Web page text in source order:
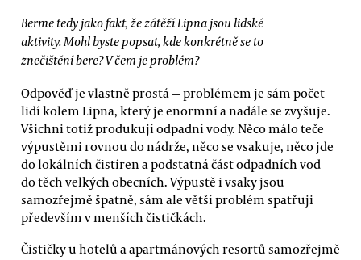
Berme tedy jako fakt, že zátěží Lipna jsou lidské
aktivity. Mohl byste popsat, kde konkrétně se to
znečištění bere? V čem je problém?
Odpověď je vlastně prostá — problémem je sám počet
lidí kolem Lipna, který je enormní a nadále se zvyšuje.
Všichni totiž produkují odpadní vody. Něco málo teče
výpustěmi rovnou do nádrže, něco se vsakuje, něco jde
do lokálních čistíren a podstatná část odpadních vod
do těch velkých obecních. Výpustě i vsaky jsou
samozřejmě špatně, sám ale větší problém spatřuji
především v menších čističkách.
Čističky u hotelů a apartmánových resortů samozřejmě